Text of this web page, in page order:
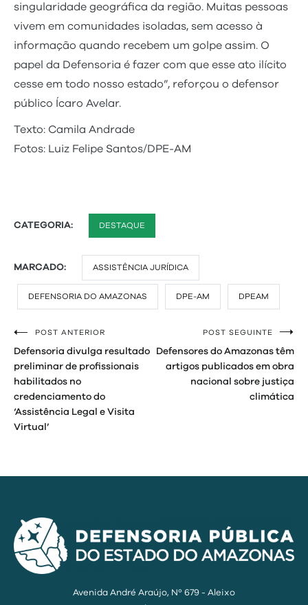
singularidade geográfica da região. Muitas pessoas
vivem em comunidades isoladas, sem acesso à
informação quando recebem um golpe assim. O
papel da Defensoria é fazer com que esse ato ilícito
cesse em todo nosso estado”, reforçou o defensor
público Ícaro Avelar.
Texto: Camila Andrade
Fotos: Luiz Felipe Santos/DPE-AM
CATEGORIA: DESTAQUE
MARCADO: ASSISTÊNCIA JURÍDICA
DEFENSORIA DO AMAZONAS DPE-AM DPEAM
Navegação
de
Post
POST ANTERIOR
Defensoria divulga resultado
preliminar de profissionais
habilitados no
credenciamento do
‘Assistência Legal e Visita
Virtual’
POST SEGUINTE
Defensores do Amazonas têm
artigos publicados em obra
nacional sobre justiça
climática
Avenida André Araújo, Nº 679 - Aleixo